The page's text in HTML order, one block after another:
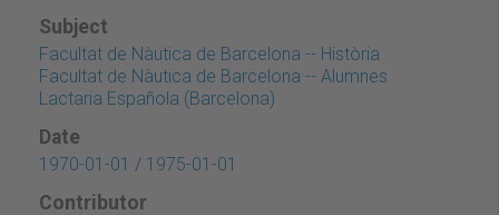
Subject
Facultat de Nàutica de Barcelona -- Història
Facultat de Nàutica de Barcelona -- Alumnes
Lactaria Española (Barcelona)
Date
1970-01-01 / 1975-01-01
Contributor